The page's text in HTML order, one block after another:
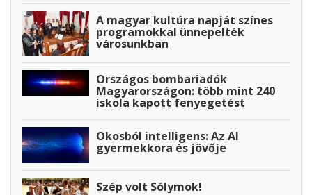
A magyar kultúra napját színes
programokkal ünnepelték
városunkban
Országos bombariadók
Magyarországon: több mint 240
iskola kapott fenyegetést
Okosból intelligens: Az AI
gyermekkora és jövője
Szép volt Sólymok!